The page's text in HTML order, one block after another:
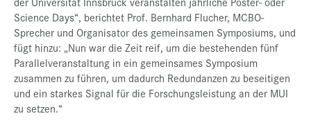
Science Days“, berichtet Prof. Bernhard Flucher, MCBO-
Sprecher und Organisator des gemeinsamen Symposiums, und
fügt hinzu: „Nun war die Zeit reif, um die bestehenden fünf
Parallelveranstaltung in ein gemeinsames Symposium
zusammen zu führen, um dadurch Redundanzen zu beseitigen
und ein starkes Signal für die Forschungsleistung an der MUI
zu setzen.“